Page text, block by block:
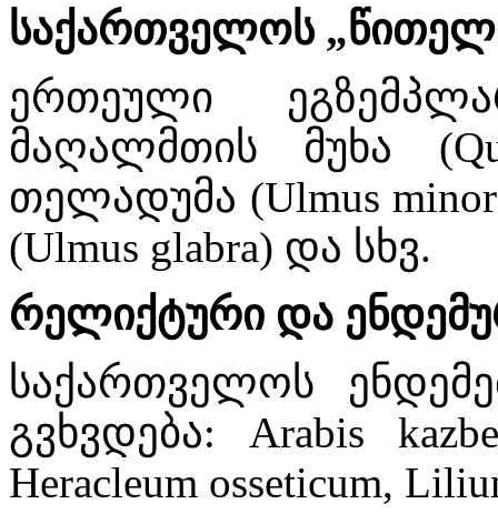
საქართველოს
ერთეული
მაღალმთის მუხა
თელადუმა (Ulmus
(Ulmus glabra) და სხვ.
რელიქტური და
საქართველოს
გვხვდება: Arabis
Heracleum osseticum,